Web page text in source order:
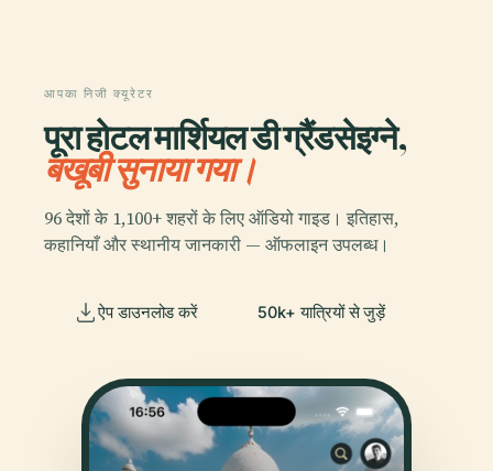
आपका निजी क्यूरेटर
पूरा होटल मार्शियल डी ग्रैंडसेइग्ने,
बखूबी सुनाया गया।
96 देशों के 1,100+ शहरों के लिए ऑडियो गाइड। इतिहास,
कहानियाँ और स्थानीय जानकारी — ऑफलाइन उपलब्ध।
ऐप डाउनलोड करें 50k+ यात्रियों से जुड़ें